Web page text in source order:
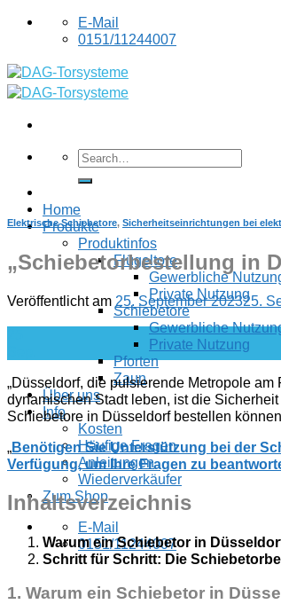
Skip
E-Mail
0151/11244007
Home
Produkte
Produktinfos
Flügeltore
Gewerbliche
Private Nutzung
Schiebetore
Gewerbliche
Private Nutzung
Pforten
Zaun
Über uns
Info
Kosten
Häufige Fragen
Anleitungen
Wiederverkäufer
Zum Shop
E-Mail
0151/11244007
Elektrische Schiebetore, Sicherheitseinrichtungen bei
„Schiebetorbestellung in
Veröffentlicht am 25. September 202325.
„Düsseldorf, die pulsierende Metropole
dynamischen Stadt leben, ist die
Schiebetore in Düsseldorf bestellen
„Benötigen Sie Unterstützung bei der
Verfügung, um Ihre Fragen zu
Inhaltsverzeichnis
Warum ein Schiebetor in
Schritt für Schritt: Die
1. Warum ein Schiebetor in